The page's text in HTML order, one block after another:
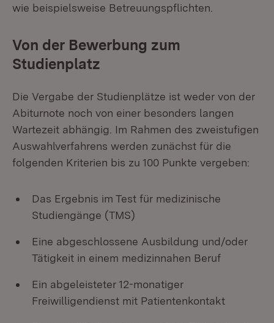
wie beispielsweise Betreuungspflichten.
Von der Bewerbung zum
Studienplatz
Die Vergabe der Studienplätze ist weder von der
Abiturnote noch von einer besonders langen
Wartezeit abhängig. Im Rahmen des zweistufigen
Auswahlverfahrens werden zunächst für die
folgenden Kriterien bis zu 100 Punkte vergeben:
Das Ergebnis im Test für medizinische
Studiengänge (TMS)
Eine abgeschlossene Ausbildung und/oder
Tätigkeit in einem medizinnahen Beruf
Ein abgeleisteter 12-monatiger
Freiwilligendienst mit Patientenkontakt